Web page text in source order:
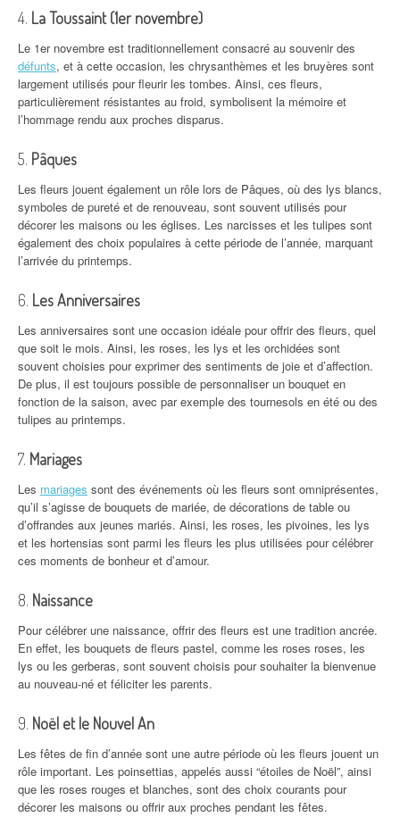
4. La Toussaint (1er novembre)
Le 1er novembre est traditionnellement consacré au souvenir des
défunts, et à cette occasion, les chrysanthèmes et les bruyères sont
largement utilisés pour fleurir les tombes. Ainsi, ces fleurs,
particulièrement résistantes au froid, symbolisent la mémoire et
l’hommage rendu aux proches disparus.
5. Pâques
Les fleurs jouent également un rôle lors de Pâques, où des lys blancs,
symboles de pureté et de renouveau, sont souvent utilisés pour
décorer les maisons ou les églises. Les narcisses et les tulipes sont
également des choix populaires à cette période de l’année, marquant
l’arrivée du printemps.
6. Les Anniversaires
Les anniversaires sont une occasion idéale pour offrir des fleurs, quel
que soit le mois. Ainsi, les roses, les lys et les orchidées sont
souvent choisies pour exprimer des sentiments de joie et d’affection.
De plus, il est toujours possible de personnaliser un bouquet en
fonction de la saison, avec par exemple des tournesols en été ou des
tulipes au printemps.
7. Mariages
Les mariages sont des événements où les fleurs sont omniprésentes,
qu’il s’agisse de bouquets de mariée, de décorations de table ou
d’offrandes aux jeunes mariés. Ainsi, les roses, les pivoines, les lys
et les hortensias sont parmi les fleurs les plus utilisées pour célébrer
ces moments de bonheur et d’amour.
8. Naissance
Pour célébrer une naissance, offrir des fleurs est une tradition ancrée.
En effet, les bouquets de fleurs pastel, comme les roses roses, les
lys ou les gerberas, sont souvent choisis pour souhaiter la bienvenue
au nouveau-né et féliciter les parents.
9. Noël et le Nouvel An
Les fêtes de fin d’année sont une autre période où les fleurs jouent un
rôle important. Les poinsettias, appelés aussi “étoiles de Noël”, ainsi
que les roses rouges et blanches, sont des choix courants pour
décorer les maisons ou offrir aux proches pendant les fêtes.